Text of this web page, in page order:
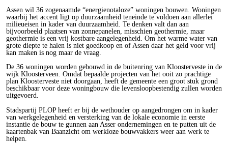
Assen wil 36 zogenaamde “energienotaloze” woningen bouwen. Woningen
waarbij het accent ligt op duurzaamheid teneinde te voldoen aan allerlei
milieueisen in kader van duurzaamheid. Te denken valt dan aan
bijvoorbeeld plaatsen van zonnepanelen, misschien geothermie, maar
geothermie is een vrij kostbare aangelegenheid. Om het warme water van
grote diepte te halen is niet goedkoop en of Assen daar het geld voor vrij
kan maken is nog maar de vraag.
De 36 woningen worden gebouwd in de buitenring van Kloosterveste in de
wijk Kloosterveen. Omdat bepaalde projecten van het ooit zo prachtige
plan Kloosterveste niet doorgaan, heeft de gemeente een groot stuk grond
beschikbaar voor deze woningbouw die levensloopbestendig zullen worden
uitgevoerd.
Stadspartij PLOP heeft er bij de wethouder op aangedrongen om in kader
van werkgelegenheid en versterking van de lokale economie in eerste
instantie de bouw te gunnen aan Asser ondernemingen en te putten uit de
kaartenbak van Baanzicht om werkloze bouwvakkers weer aan werk te
helpen.